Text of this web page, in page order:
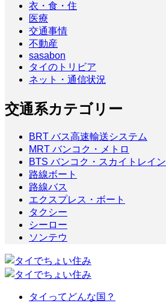
衣・食・住
医療
交通事情
不動産
sasabon
タイのトリビア
ネット・通信状況
交通系カテゴリー
BRT バス高速輸送システム
MRT バンコク・メトロ
BTS バンコク・スカイトレイン
路線ボート
路線バス
エクスプレス・ボート
タクシー
シーロー
ソンテウ
タイってどんな国？